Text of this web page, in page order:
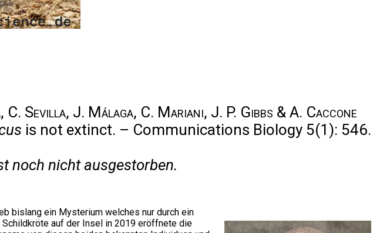
C. Sevilla, J. Málaga, C. Mariani, J. P. Gibbs & A. Caccone
is not extinct. – Communications Biology 5(1): 546.
noch nicht ausgestorben.
bislang ein Mysterium welches nur durch ein
auf der Insel in 2019 eröffnete die